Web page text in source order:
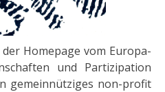
Homepage vom Europa-
und Partizipation
gemeinnütziges non-profit